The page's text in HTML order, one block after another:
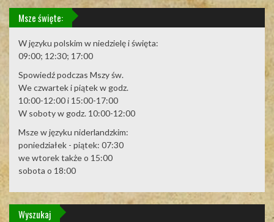
Msze święte:
W języku polskim w niedzielę i święta:
09:00; 12:30; 17:00
Spowiedź podczas Mszy św.
We czwartek i piątek w godz.
10:00-12:00 i 15:00-17:00
W soboty w godz. 10:00-12:00
Msze w języku niderlandzkim:
poniedziałek - piątek: 07:30
we wtorek także o 15:00
sobota o 18:00
Wyszukaj